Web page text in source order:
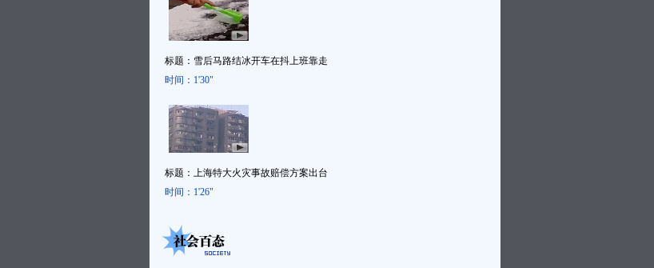
标题： 雪后马路结冰开车在抖上班靠走
时间： 1'30"
标题： 上海特大火灾事故赔偿方案出台
时间： 1'26"